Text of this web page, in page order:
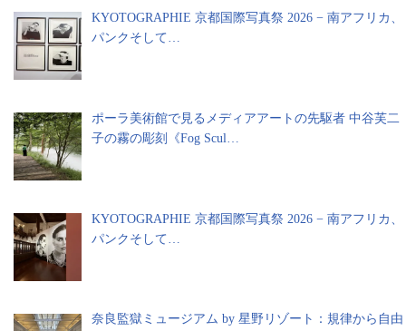
KYOTOGRAPHIE 京都国際写真祭 2026 − 南アフリカ、
パンクそして…
ポーラ美術館で見るメディアアートの先駆者 中谷芙二
子の霧の彫刻《Fog Scul…
KYOTOGRAPHIE 京都国際写真祭 2026 − 南アフリカ、
パンクそして…
奈良監獄ミュージアム by 星野リゾート：規律から自由